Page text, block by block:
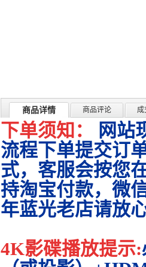
商品详情 商品评论 成
下单须知：
网站
流程下单提交订
式，客服会按您
持淘宝付款，微
年蓝光老店请放
4K影碟播放提示: